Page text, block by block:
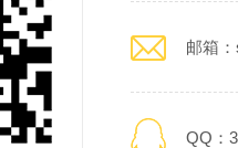
邮箱
QQ：